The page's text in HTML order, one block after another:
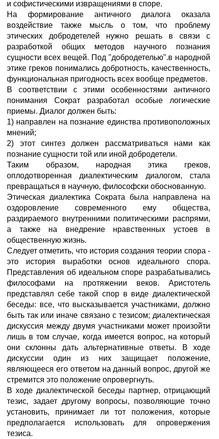
и софистическими извращениями в споре.
На формирование античного диалога оказала
воздействие также мысль о том, что проблему
этических добродетелей нужно решать в связи с
разработкой общих методов научного познания
сущности всех вещей. Под "добродетелью".в народной
этике греков понимались добротность, качественность,
функциональная пригодность всех вообще предметов.
В соответствии с этими особенностями античного
понимания Сократ разработал особые логические
приемы. Диалог должен быть:
1) направлен на познание единства противоположных
мнений;
2) этот синтез должен рассматриваться нами как
познание сущности той или иной добродетели.
Таким образом, народная этика греков,
оплодотворенная диалектическим диалогом, стала
превращаться в научную, философски обоснованную.
Этическая диалектика Сократа была направлена на
оздоровление современного ему общества,
раздираемого внутренними политическими распрями,
а также на внедрение нравственных устоев в
общественную жизнь.
Следует отметить, что история создания теории спора -
это история выработки основ идеального спора.
Представления об идеальном споре разрабатывались
философами на протяжении веков. Аристотель
представлял себе такой спор в виде диалектической
беседы: все, что высказывается участниками, должно
быть так или иначе связано с тезисом; диалектическая
дискуссия между двумя участниками может произойти
лишь в том случае, когда имеется вопрос, на который
они склонны дать альтернативные ответы. В ходе
дискуссии один из них защищает положение,
являющееся его ответом на данный вопрос, другой же
стремится это положение опровергнуть.
В ходе диалектической беседы партнер, отрицающий
тезис, задает другому вопросы, позволяющие точно
установить, принимает ли тот положения, которые
предполагается использовать для опровержения
тезиса.